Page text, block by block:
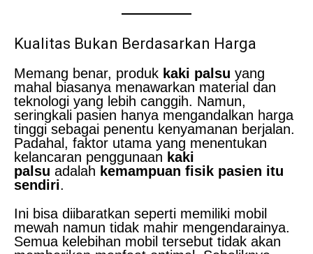
Kualitas Bukan Berdasarkan Harga
Memang benar, produk kaki palsu yang
mahal biasanya menawarkan material dan
teknologi yang lebih canggih. Namun,
seringkali pasien hanya mengandalkan harga
tinggi sebagai penentu kenyamanan berjalan.
Padahal, faktor utama yang menentukan
kelancaran penggunaan kaki
palsu adalah kemampuan fisik pasien itu
sendiri.
Ini bisa diibaratkan seperti memiliki mobil
mewah namun tidak mahir mengendarainya.
Semua kelebihan mobil tersebut tidak akan